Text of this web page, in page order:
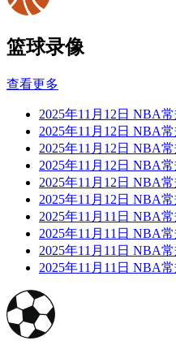
篮球录像
查看更多
2025年11月12日 NBA
2025年11月12日 NBA
2025年11月12日 NBA
2025年11月12日 NBA
2025年11月12日 NBA
2025年11月12日 NBA
2025年11月11日 NBA
2025年11月11日 NBA
2025年11月11日 NBA
2025年11月11日 NBA